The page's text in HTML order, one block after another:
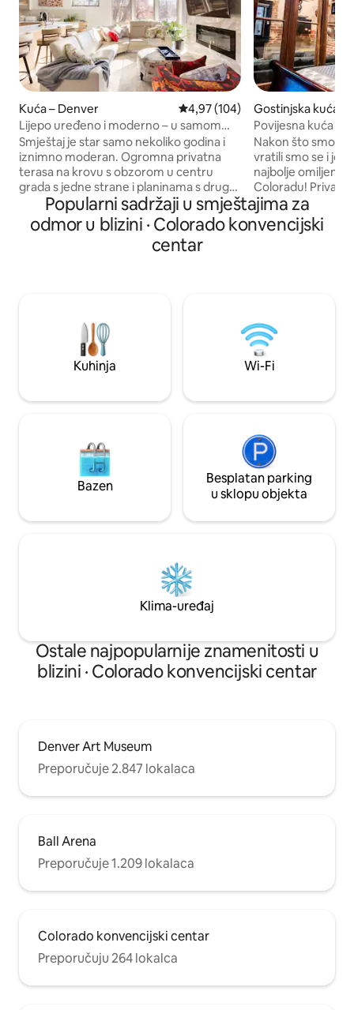
Kuća – Denver Prosječna ocjena: 4,97/5,
4,97 (104)
Lijepo uređeno i moderno – u samom
centru
Smještaj je star samo nekoliko godina i
iznimno moderan. Ogromna privatna
terasa na krovu s obzorom u centru
grada s jedne strane i planinama s druge
strane. Velik broj parkirališnih mjesta
ispred kuće. Lokacija. Lokacija. Lokacija.
Većina atrakcija u centru grada udaljena
je samo 15 - 30 minuta hoda, uključujući:
Dozvola za najam stambenog prostora:
2023-BFN-0035804 EXP: 13.9.2027.
Gostinjska kuća –
Povijesna kuća s
četvrti Denvera
Nakon što smo 2
vratili smo se i još
najbolje omiljen
Coloradu! Privatnost je smještena u
stražnjem vrtu
Pješačka
pivovara/restorana. U blizini
(10,50 $).
svjetlosnoj traci
skuterima/
Popularni sadržaji u smještajima za
odmor u blizini · Colorado konvencijski
centar
Kuhinja Wi-Fi
Bazen
Besplatan parking
u sklopu objekta
Klima-uređaj
Ostale najpopularnije znamenitosti u
blizini · Colorado konvencijski centar
Denver Art Museum
Preporučuje 2.847 lokalaca
Ball Arena
Preporučuje 1.209 lokalaca
Colorado konvencijski centar
Preporučuju 264 lokalca